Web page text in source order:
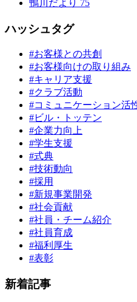
鴨川だより 75
ハッシュタグ
#お客様との共創
#お客様向けの取り組み
#キャリア支援
#クラブ活動
#コミュニケーション活
#ビル・トッテン
#企業力向上
#学生支援
#式典
#技術動向
#採用
#新規事業開発
#社会貢献
#社員・チーム紹介
#社員育成
#福利厚生
#表彰
新着記事